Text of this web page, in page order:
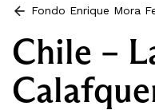
Fondo Enrique Mora
Chile –